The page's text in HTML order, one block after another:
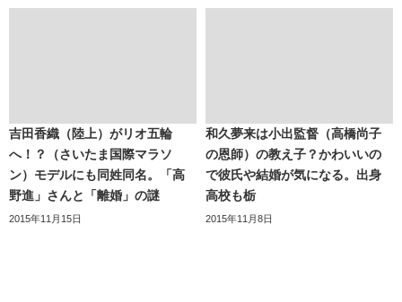
吉田香織（陸上）がリオ五輪
へ！？（さいたま国際マラソ
ン）モデルにも同姓同名。「高
野進」さんと「離婚」の謎
2015年11月15日
和久夢来は小出監督（高橋尚子
の恩師）の教え子？かわいいの
で彼氏や結婚が気になる。出身
高校も栃
2015年11月8日